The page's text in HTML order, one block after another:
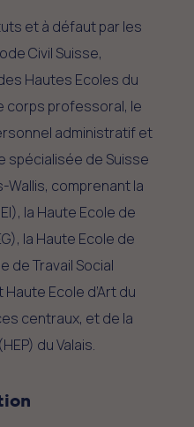
et à défaut par les
Civil Suisse,
Hautes Ecoles du
corps professoral, le
administratif et
spécialisée de Suisse
Wallis, comprenant la
la Haute Ecole de
la Haute Ecole de
de Travail Social
Haute Ecole d’Art du
centraux, et de la
du Valais.